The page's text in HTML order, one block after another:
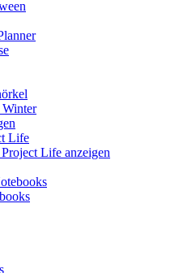
Life
Life anzeigen